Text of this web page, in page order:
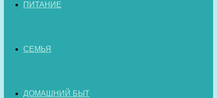
ПИТАНИЕ
СЕМЬЯ
ДОМАШНИЙ БЫТ